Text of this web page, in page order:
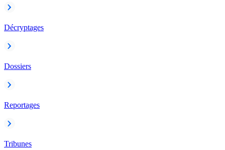
Décryptages
Dossiers
Reportages
Tribunes